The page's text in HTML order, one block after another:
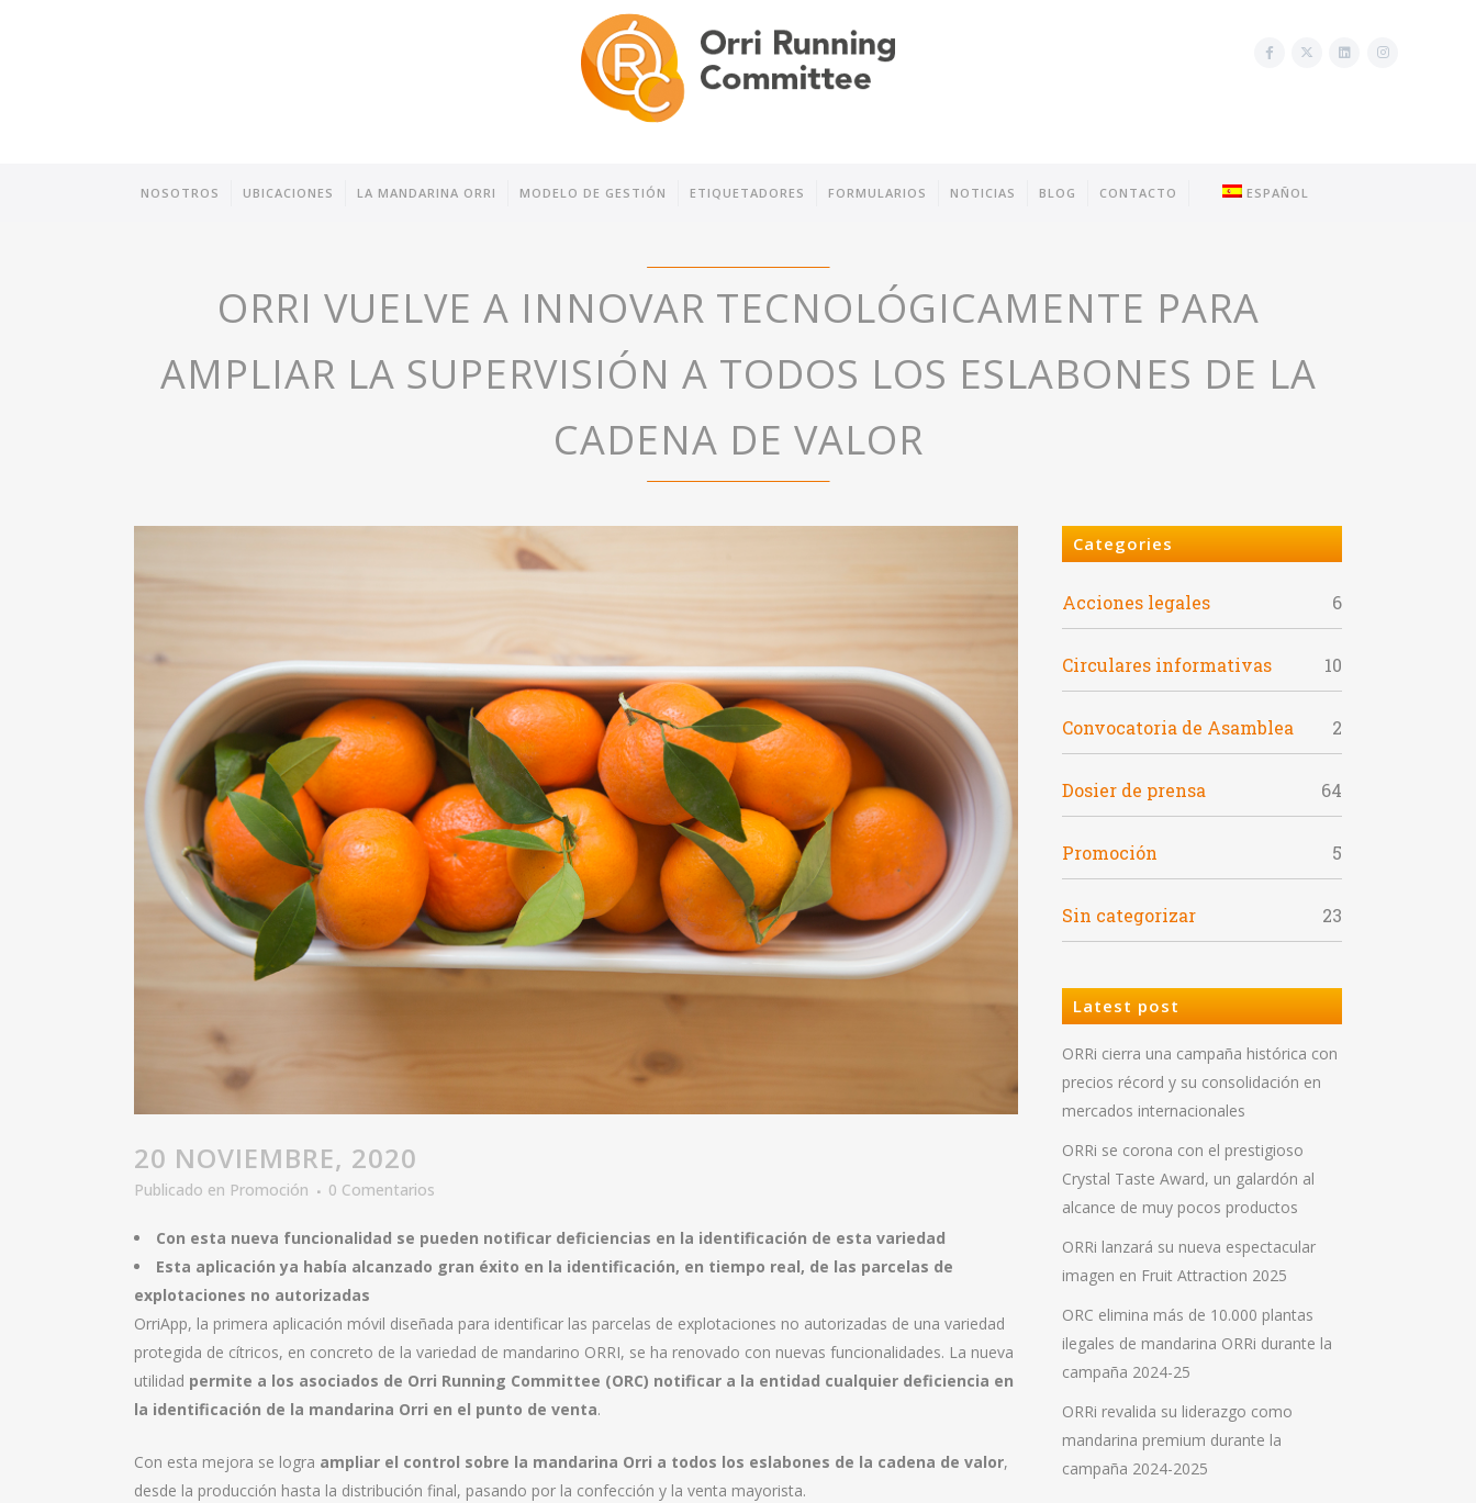
NOSOTROS UBICACIONES LA MANDARINA ORRI MODELO DE GESTIÓN ETIQUETADORES FORMULARIOS NOTICIAS BLOG CONTACTO ESPAÑOL
ORRI VUELVE A INNOVAR TECNOLÓGICAMENTE PARA
AMPLIAR LA SUPERVISIÓN A TODOS LOS ESLABONES DE LA
CADENA DE VALOR
20 NOVIEMBRE, 2020
Publicado en Promoción 0 Comentarios
Con esta nueva funcionalidad se pueden notificar deficiencias en la identificación de esta variedad
Esta aplicación ya había alcanzado gran éxito en la identificación, en tiempo real, de las parcelas de
explotaciones no autorizadas
OrriApp, la primera aplicación móvil diseñada para identificar las parcelas de explotaciones no autorizadas de una variedad
protegida de cítricos, en concreto de la variedad de mandarino ORRI, se ha renovado con nuevas funcionalidades. La nueva
utilidad permite a los asociados de Orri Running Committee (ORC) notificar a la entidad cualquier deficiencia en
la identificación de la mandarina Orri en el punto de venta.
Con esta mejora se logra ampliar el control sobre la mandarina Orri a todos los eslabones de la cadena de valor,
desde la producción hasta la distribución final, pasando por la confección y la venta mayorista.
Categories
Acciones legales 6
Circulares informativas 10
Convocatoria de Asamblea 2
Dosier de prensa 64
Promoción 5
Sin categorizar 23
Latest post
ORRi cierra una campaña histórica con
precios récord y su consolidación en
mercados internacionales
ORRi se corona con el prestigioso
Crystal Taste Award, un galardón al
alcance de muy pocos productos
ORRi lanzará su nueva espectacular
imagen en Fruit Attraction 2025
ORC elimina más de 10.000 plantas
ilegales de mandarina ORRi durante la
campaña 2024-25
ORRi revalida su liderazgo como
mandarina premium durante la
campaña 2024-2025